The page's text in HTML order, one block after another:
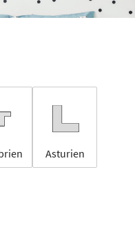
Asturien